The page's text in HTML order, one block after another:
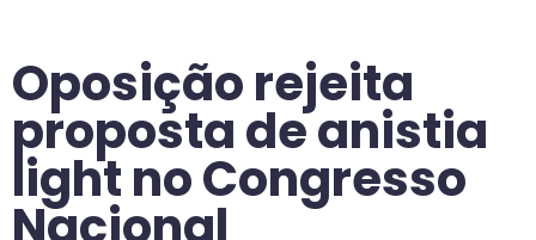
Oposição rejeita
proposta de anistia
light no Congresso
Nacional